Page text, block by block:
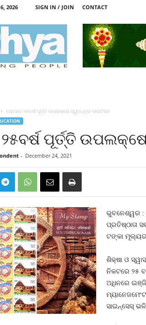
2026 SIGN IN / JOIN CONTACT
ସୋଆର ୨୫ବର୍ଷ ପୂର୍ତ୍ତି ଉପଲକ୍ଷେ ସ୍ୱତନ୍ତ୍ର ଡାକଟିକଟ
ପୂର୍ତ୍ତି
- December 24, 2021
ଭୁବନେଶ୍ୱର :
ପ୍ରତିଷ୍ଠାତା
ଟଙ୍କା
ଶିକ୍ଷା ଓ
ନିକଟରେ ୨୫
ଅଧିନରେ
ସାଇନ୍‌ସେସ୍